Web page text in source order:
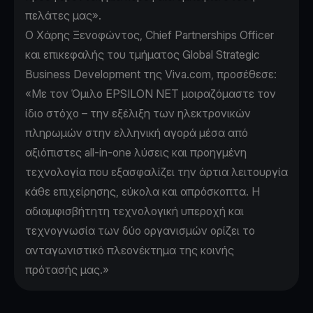
πελάτες μας».
O Χάρης Ξενοφώντος, Chief Partnerships Officer
και επικεφαλής του τμήματος Global Strategic
Business Development της Viva.com, προσέθεσε:
«Με τον Όμιλο EPSILON NET μοιραζόμαστε τον
ίδιο στόχο – την εξέλιξη των ηλεκτρονικών
πληρωμών στην ελληνική αγορά μέσα από
αξιόπιστες all-in-one λύσεις και προηγμένη
τεχνολογία που εξασφαλίζει την άρτια λειτουργία
κάθε επιχείρησης, εύκολα και απρόσκοπτα. Η
αδιαμφισβήτητη τεχνολογική υπεροχή και
τεχνογνωσία των δύο οργανισμών ορίζει το
ανταγωνιστικό πλεονέκτημα της κοινής
πρότασής μας.»